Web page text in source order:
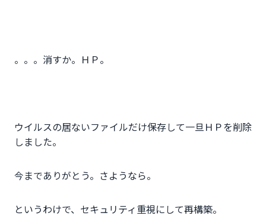
。。。消すか。ＨＰ。
ウイルスの居ないファイルだけ保存して一旦ＨＰを削除
しました。
今までありがとう。さようなら。
というわけで、セキュリティ重視にして再構築。